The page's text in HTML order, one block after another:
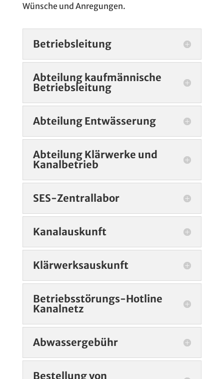
Wünsche und Anregungen.
Betriebsleitung
Abteilung kaufmännische
Betriebsleitung
Abteilung Entwässerung
Abteilung Klärwerke und
Kanalbetrieb
SES-Zentrallabor
Kanalauskunft
Klärwerksauskunft
Betriebsstörungs-Hotline
Kanalnetz
Abwassergebühr
Bestellung von